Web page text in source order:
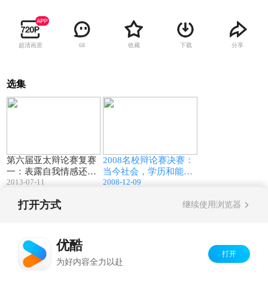
超清画质 68 收藏 下载 分享
选集
第六届亚太辩论赛复赛
一：表露自我情感还是
收藏自我情感更利于人
VS新加坡国立大学）
2013-07-11
2008名校辩论赛决赛：
当今社会，学历和能力
哪个更重要？
2008-12-09
打开方式 继续使用浏览器
优酷
为好内容全力以赴
打开